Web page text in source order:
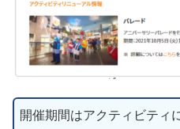
開催期間はアクティビティ